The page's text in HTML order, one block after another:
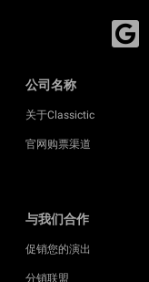
公司名称
关于Classictic
官网购票渠道
与我们合作
促销您的演出
分销联盟